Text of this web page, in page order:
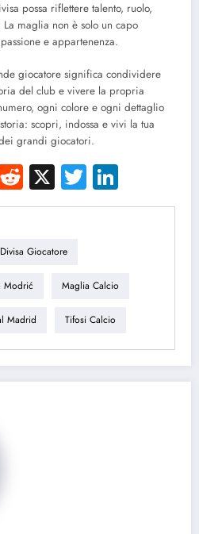
possa riflettere talento, ruolo,
maglia non è solo un capo
e appartenenza.
giocatore significa condividere
del club e vivere la propria
ogni colore e ogni dettaglio
scopri, indossa e vivi la tua
grandi giocatori.
Reddit
X Twitter
Divisa Giocatore
Modrić Maglia Calcio
Madrid Tifosi Calcio